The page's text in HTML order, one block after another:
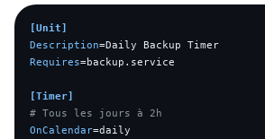
[Unit]
Description
Requires=backup.service
[Timer]
# Tous les jours à 2h
OnCalendar